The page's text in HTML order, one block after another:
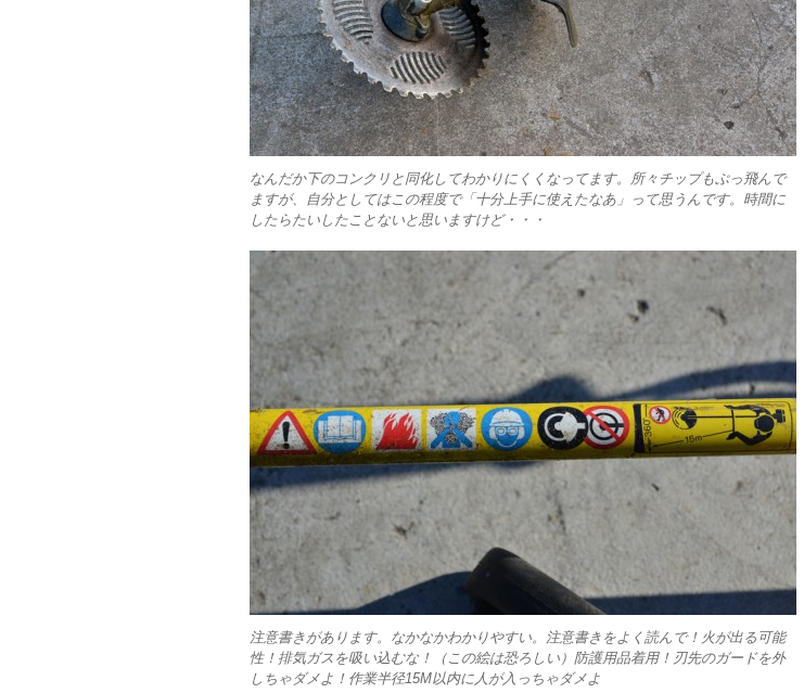
なんだか下のコンクリと同化してわかりにくくなってます。所々チップもぶっ飛んで
ますが、自分としてはこの程度で「十分上手に使えたなあ」って思うんです。時間に
したらたいしたことないと思いますけど・・・
注意書きがあります。なかなかわかりやすい。注意書きをよく読んで！火が出る可能
性！排気ガスを吸い込むな！（この絵は恐ろしい）防護用品着用！刃先のガードを外
しちゃダメよ！作業半径15M以内に人が入っちゃダメよ